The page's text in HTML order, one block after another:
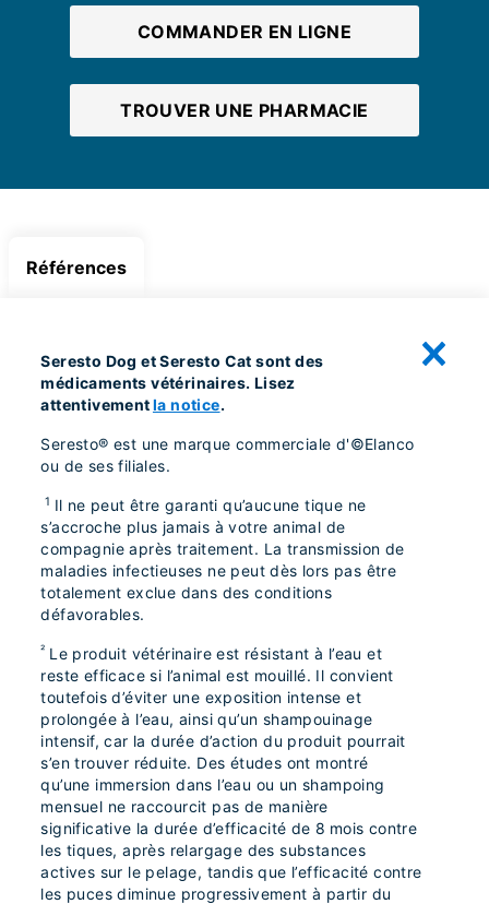
COMMANDER EN LIGNE
TROUVER UNE PHARMACIE
Références
Seresto Dog et Seresto Cat sont des
médicaments vétérinaires. Lisez
attentivementla notice.
Seresto® est une marque commerciale d'©Elanco
ou de ses filiales.
1 Il ne peut être garanti qu’aucune tique ne
s’accroche plus jamais à votre animal de
compagnie après traitement. La transmission de
maladies infectieuses ne peut dès lors pas être
totalement exclue dans des conditions
défavorables.
² Le produit vétérinaire est résistant à l’eau et
reste efficace si l’animal est mouillé. Il convient
toutefois d’éviter une exposition intense et
prolongée à l’eau, ainsi qu’un shampouinage
intensif, car la durée d’action du produit pourrait
s’en trouver réduite. Des études ont montré
qu’une immersion dans l’eau ou un shampoing
mensuel ne raccourcit pas de manière
significative la durée d’efficacité de 8 mois contre
les tiques, après relargage des substances
actives sur le pelage, tandis que l’efficacité contre
les puces diminue progressivement à partir du